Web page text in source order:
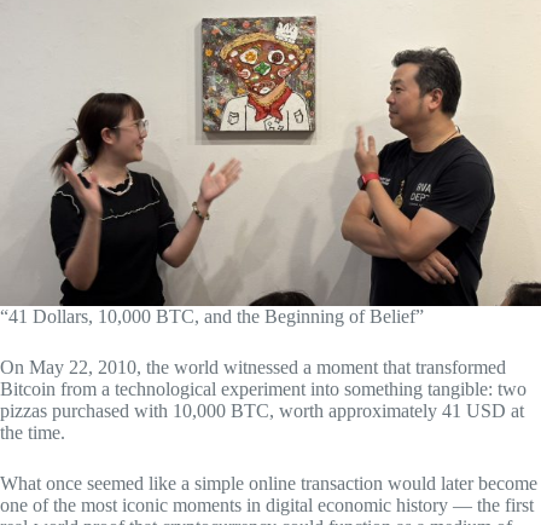
“41 Dollars, 10,000 BTC, and the Beginning of Belief”
On May 22, 2010, the world witnessed a moment that transformed
Bitcoin from a technological experiment into something tangible: two
pizzas purchased with 10,000 BTC, worth approximately 41 USD at
the time.
What once seemed like a simple online transaction would later become
one of the most iconic moments in digital economic history — the first